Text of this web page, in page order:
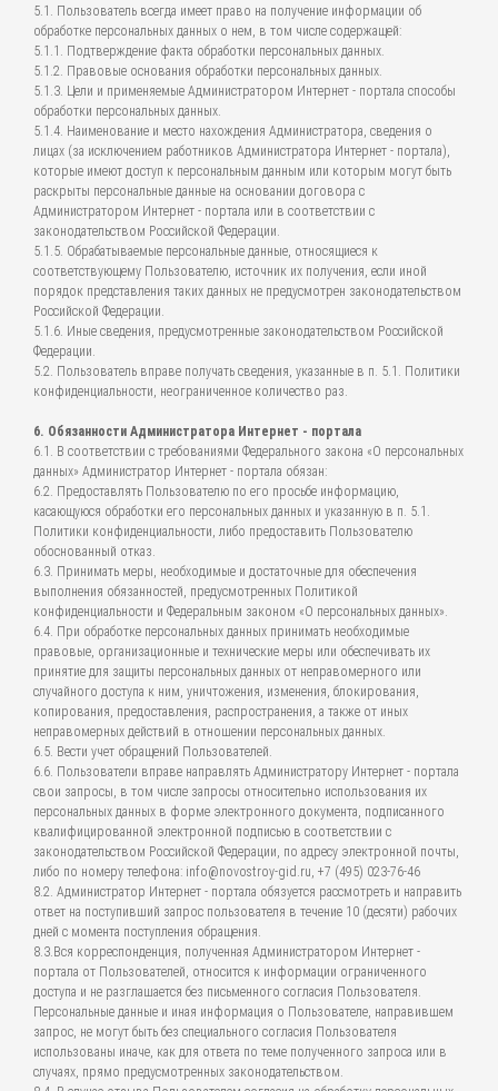
5.1. Пользователь всегда имеет право на получение информации об
обработке персональных данных о нем, в том числе содержащей:
5.1.1. Подтверждение факта обработки персональных данных.
5.1.2. Правовые основания обработки персональных данных.
5.1.3. Цели и применяемые Администратором Интернет - портала способы
обработки персональных данных.
5.1.4. Наименование и место нахождения Администратора, сведения о
лицах (за исключением работников Администратора Интернет - портала),
которые имеют доступ к персональным данным или которым могут быть
раскрыты персональные данные на основании договора с
Администратором Интернет - портала или в соответствии с
законодательством Российской Федерации.
5.1.5. Обрабатываемые персональные данные, относящиеся к
соответствующему Пользователю, источник их получения, если иной
порядок представления таких данных не предусмотрен законодательством
Российской Федерации.
5.1.6. Иные сведения, предусмотренные законодательством Российской
Федерации.
5.2. Пользователь вправе получать сведения, указанные в п. 5.1. Политики
конфиденциальности, неограниченное количество раз.
6. Обязанности Администратора Интернет - портала
6.1. В соответствии с требованиями Федерального закона «О персональных
данных» Администратор Интернет - портала обязан:
6.2. Предоставлять Пользователю по его просьбе информацию,
касающуюся обработки его персональных данных и указанную в п. 5.1.
Политики конфиденциальности, либо предоставить Пользователю
обоснованный отказ.
6.3. Принимать меры, необходимые и достаточные для обеспечения
выполнения обязанностей, предусмотренных Политикой
конфиденциальности и Федеральным законом «О персональных данных».
6.4. При обработке персональных данных принимать необходимые
правовые, организационные и технические меры или обеспечивать их
принятие для защиты персональных данных от неправомерного или
случайного доступа к ним, уничтожения, изменения, блокирования,
копирования, предоставления, распространения, а также от иных
неправомерных действий в отношении персональных данных.
6.5. Вести учет обращений Пользователей.
6.6. Пользователи вправе направлять Администратору Интернет - портала
свои запросы, в том числе запросы относительно использования их
персональных данных в форме электронного документа, подписанного
квалифицированной электронной подписью в соответствии с
законодательством Российской Федерации, по адресу электронной почты,
либо по номеру телефона: info@novostroy-gid.ru, +7 (495) 023-76-46
8.2. Администратор Интернет - портала обязуется рассмотреть и направить
ответ на поступивший запрос пользователя в течение 10 (десяти) рабочих
дней с момента поступления обращения.
8.3.Вся корреспонденция, полученная Администратором Интернет -
портала от Пользователей, относится к информации ограниченного
доступа и не разглашается без письменного согласия Пользователя.
Персональные данные и иная информация о Пользователе, направившем
запрос, не могут быть без специального согласия Пользователя
использованы иначе, как для ответа по теме полученного запроса или в
случаях, прямо предусмотренных законодательством.